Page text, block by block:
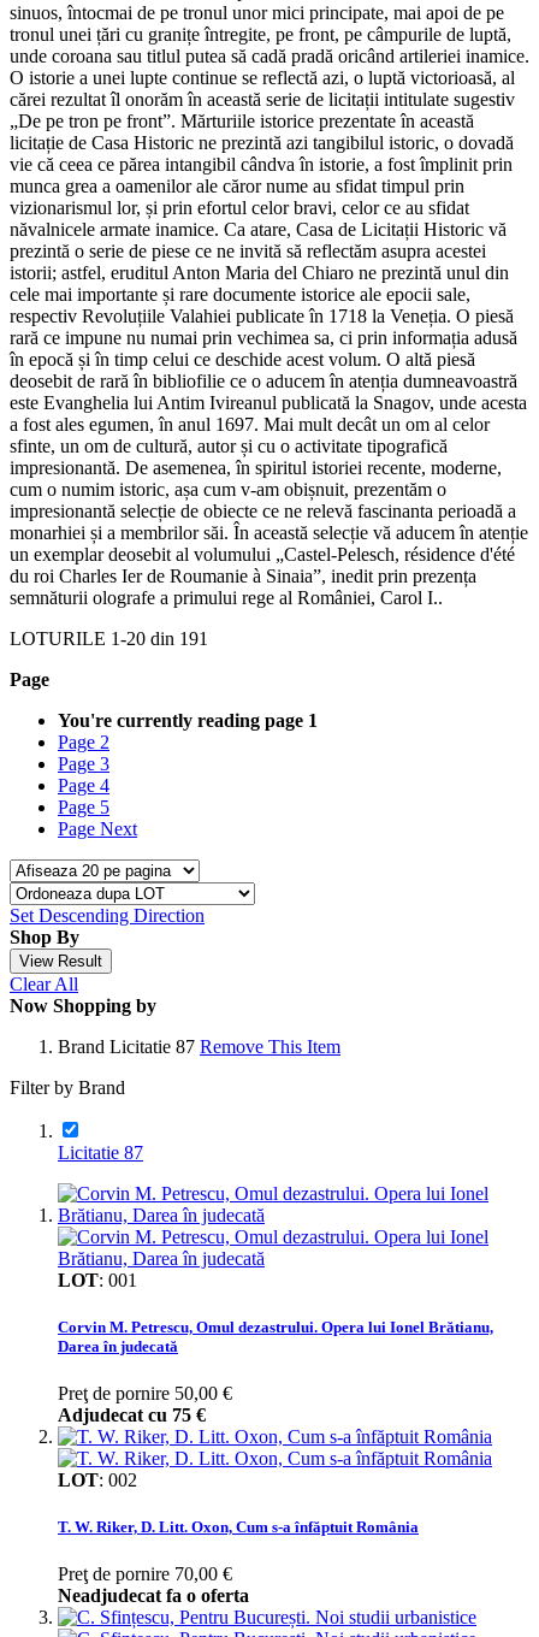
sinuos, întocmai de pe tronul unor mici principate, mai apoi de pe
tronul unei țări cu granițe întregite, pe front, pe câmpurile de luptă,
unde coroana sau titlul putea să cadă pradă oricând artileriei inamice.
O istorie a unei lupte continue se reflectă azi, o luptă victorioasă, al
cărei rezultat îl onorăm în această serie de licitații intitulate sugestiv
„De pe tron pe front”. Mărturiile istorice prezentate în această
licitație de Casa Historic ne prezintă azi tangibilul istoric, o dovadă
vie că ceea ce părea intangibil cândva în istorie, a fost împlinit prin
munca grea a oamenilor ale căror nume au sfidat timpul prin
vizionarismul lor, și prin efortul celor bravi, celor ce au sfidat
năvalnicele armate inamice. Ca atare, Casa de Licitații Historic vă
prezintă o serie de piese ce ne invită să reflectăm asupra acestei
istorii; astfel, eruditul Anton Maria del Chiaro ne prezintă unul din
cele mai importante și rare documente istorice ale epocii sale,
respectiv Revoluțiile Valahiei publicate în 1718 la Veneția. O piesă
rară ce impune nu numai prin vechimea sa, ci prin informația adusă
în epocă și în timp celui ce deschide acest volum. O altă piesă
deosebit de rară în bibliofilie ce o aducem în atenția dumneavoastră
este Evanghelia lui Antim Ivireanul publicată la Snagov, unde acesta
a fost ales egumen, în anul 1697. Mai mult decât un om al celor
sfinte, un om de cultură, autor și cu o activitate tipografică
impresionantă. De asemenea, în spiritul istoriei recente, moderne,
cum o numim istoric, așa cum v-am obișnuit, prezentăm o
impresionantă selecție de obiecte ce ne relevă fascinanta perioadă a
monarhiei și a membrilor săi. În această selecție vă aducem în atenție
un exemplar deosebit al volumului „Castel-Pelesch, résidence d'été
du roi Charles Ier de Roumanie à Sinaia”, inedit prin prezența
semnăturii olografe a primului rege al României, Carol I..
LOTURILE 1-20 din 191
Page
You're currently reading page 1
Page 2
Page 3
Page 4
Page 5
Page Next
Set Descending Direction
Shop By
View Result
Clear All
Now Shopping by
Brand Licitatie 87 Remove This Item
Filter by Brand
Licitatie 87
LOT: 001
Corvin M. Petrescu, Omul dezastrului. Opera lui Ionel Brătianu,
Darea în judecată
Preţ de pornire 50,00 €
Adjudecat cu 75 €
LOT: 002
T. W. Riker, D. Litt. Oxon, Cum s-a înfăptuit România
Preţ de pornire 70,00 €
Neadjudecat fa o oferta